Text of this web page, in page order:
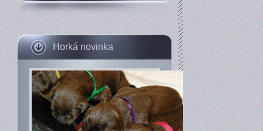
Horká novinka